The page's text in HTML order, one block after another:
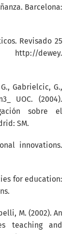
Barcelona:
Revisado 25
dewey.
Gabrielcic, G.,
UOC. (2004).
sobre el
SM.
innovations.
for education:
M. (2002). An
teaching and